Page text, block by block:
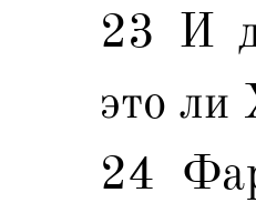
23 И
это ли
24